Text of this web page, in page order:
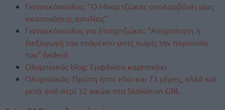
Γιαννακόπουλος: “Ο Μπαρτζώκας απολαμβάνει μιας
ακατανόητης ασυλίας”
Γιαννακόπουλος για Μπαρτζώκα: “Απαραίτητη η
διεξαγωγή του επόμενου ματς χωρίς την παρουσία
του” (video)
Ολυμπιακός blog: Εμφάνιση καμπανάκι
Ολυμπιακός: Πρώτη ήττα εδώ και 73 μέρες, αλλά και
μετά από σερί 32 νικών στη Stoiximan GBL